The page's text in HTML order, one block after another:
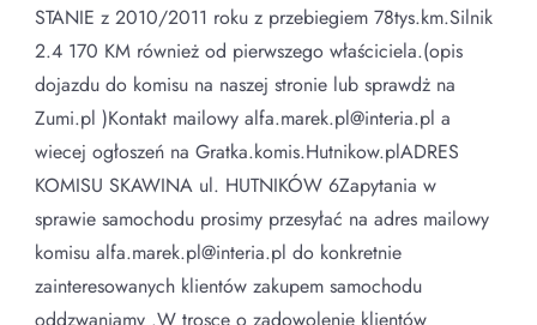
STANIE z 2010/2011 roku z przebiegiem 78tys.km.Silnik
2.4 170 KM również od pierwszego właściciela.(opis
dojazdu do komisu na naszej stronie lub sprawdż na
Zumi.pl )Kontakt mailowy alfa.marek.pl@interia.pl a
wiecej ogłoszeń na Gratka.komis.Hutnikow.plADRES
KOMISU SKAWINA ul. HUTNIKÓW 6Zapytania w
sprawie samochodu prosimy przesyłać na adres mailowy
komisu alfa.marek.pl@interia.pl do konkretnie
zainteresowanych klientów zakupem samochodu